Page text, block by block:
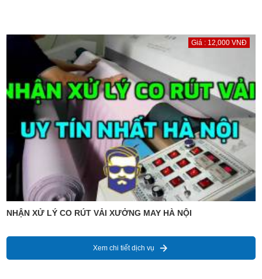
Giá : 12,000 VNĐ
NHẬN XỬ LÝ CO RÚT VẢI XƯỞNG MAY HÀ NỘI
Xem chi tiết dịch vụ